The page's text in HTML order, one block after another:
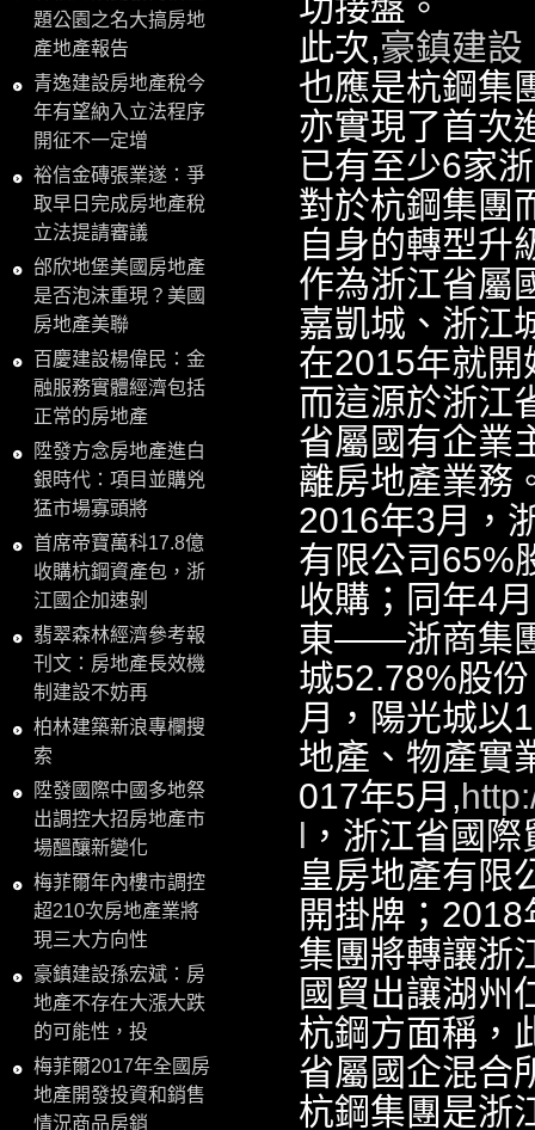
題公園之名大搞房地
產地產報告
青逸建設房地產稅今
年有望納入立法程序
開征不一定增
裕信金磚張業遂：爭
取早日完成房地產稅
立法提請審議
邰欣地堡美國房地產
是否泡沫重現？美國
房地產美聯
百慶建設楊偉民：金
融服務實體經濟包括
正常的房地產
陞發方念房地產進白
銀時代：項目並購兇
猛市場寡頭將
首席帝寶萬科17.8億
收購杭鋼資產包，浙
江國企加速剝
翡翠森林經濟參考報
刊文：房地產長效機
制建設不妨再
柏林建築新浪專欄搜
索
陞發國際中國多地祭
出調控大招房地產市
場醞釀新變化
梅菲爾年內樓市調控
超210次房地產業將
現三大方向性
豪鎮建設孫宏斌：房
地產不存在大漲大跌
的可能性，投
梅菲爾2017年全國房
地產開發投資和銷售
情況商品房銷
此次,豪鎮建設
也應是杭鋼集
亦實現了首次
已有至少6家
對於杭鋼集團
自身的轉型升
作為浙江省屬
嘉凱城、浙江
在2015年就
而這源於浙江
省屬國有企業
離房地產業務
2016年3月，
有限公司65%
收購；同年4
東——浙商集
城52.78%股
月，陽光城以
地產、物產實
017年5月,
l ，浙江省國
皇房地產有限
開掛牌；
集團將轉讓浙
國貿出讓湖州
杭鋼方面稱，
省屬國企混合
杭鋼集團是浙